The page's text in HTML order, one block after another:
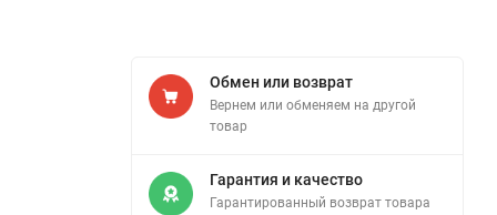
Обмен или возврат
Вернем или обменяем на другой
товар
Гарантия и качество
Гарантированный возврат товара